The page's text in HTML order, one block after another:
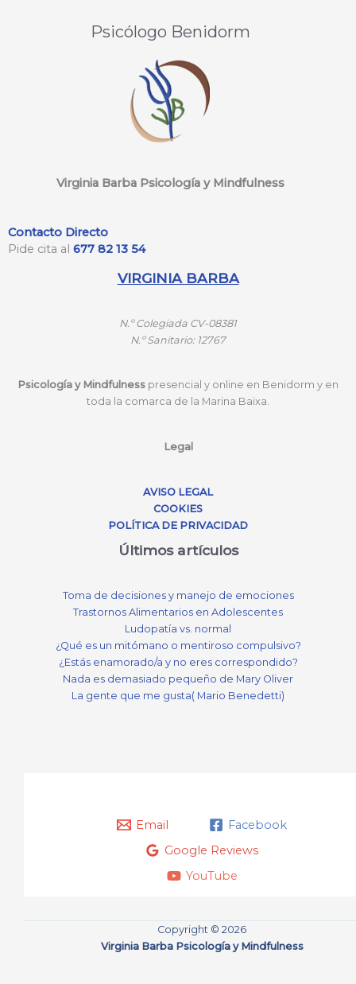
Psicólogo Benidorm
Virginia Barba Psicología y Mindfulness
Contacto Directo
Pide cita al 677 82 13 54
VIRGINIA BARBA
N.º Colegiada CV-08381
N.ºSanitario: 12767
Psicología y Mindfulness presencial y online en Benidorm y en
toda la comarca de la Marina Baixa.
Legal
AVISO LEGAL
COOKIES
POLÍTICA DE PRIVACIDAD
Últimos artículos
Toma de decisiones y manejo de emociones
Trastornos Alimentarios en Adolescentes
Ludopatía vs. normal
¿Qué es un mitómano o mentiroso compulsivo?
¿Estás enamorado/a y no eres correspondido?
Nada es demasiado pequeño de Mary Oliver
La gente que me gusta( Mario Benedetti)
Email
Facebook
Google Reviews
YouTube
Copyright © 2026
Virginia Barba Psicología y Mindfulness